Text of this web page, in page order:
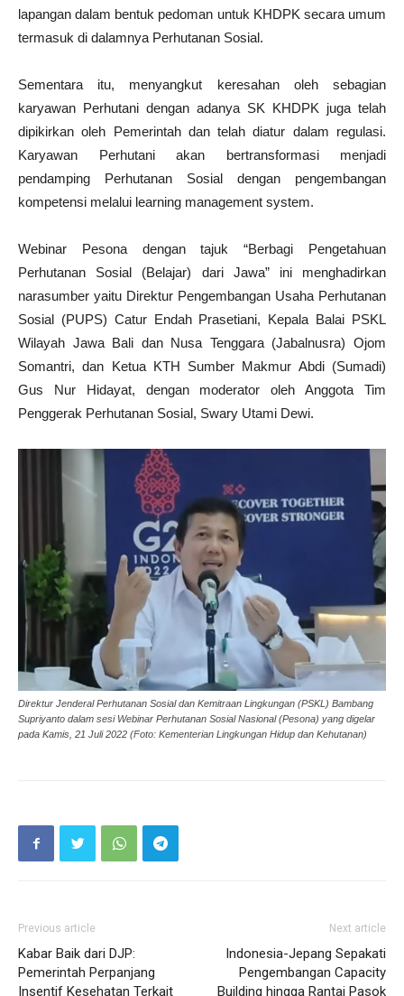
lapangan dalam bentuk pedoman untuk KHDPK secara umum
termasuk di dalamnya Perhutanan Sosial.
Sementara itu, menyangkut keresahan oleh sebagian
karyawan Perhutani dengan adanya SK KHDPK juga telah
dipikirkan oleh Pemerintah dan telah diatur dalam regulasi.
Karyawan Perhutani akan bertransformasi menjadi
pendamping Perhutanan Sosial dengan pengembangan
kompetensi melalui learning management system.
Webinar Pesona dengan tajuk “Berbagi Pengetahuan
Perhutanan Sosial (Belajar) dari Jawa” ini menghadirkan
narasumber yaitu Direktur Pengembangan Usaha Perhutanan
Sosial (PUPS) Catur Endah Prasetiani, Kepala Balai PSKL
Wilayah Jawa Bali dan Nusa Tenggara (Jabalnusra) Ojom
Somantri, dan Ketua KTH Sumber Makmur Abdi (Sumadi)
Gus Nur Hidayat, dengan moderator oleh Anggota Tim
Penggerak Perhutanan Sosial, Swary Utami Dewi.
Direktur Jenderal Perhutanan Sosial dan Kemitraan Lingkungan (PSKL) Bambang
Supriyanto dalam sesi Webinar Perhutanan Sosial Nasional (Pesona) yang digelar
pada Kamis, 21 Juli 2022 (Foto: Kementerian Lingkungan Hidup dan Kehutanan)
Previous article
Kabar Baik dari DJP:
Pemerintah Perpanjang
Insentif Kesehatan Terkait
Next article
Indonesia-Jepang Sepakati
Pengembangan Capacity
Building hingga Rantai Pasok